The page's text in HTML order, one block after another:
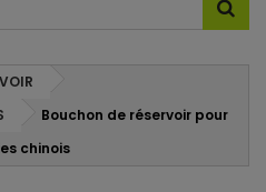
Bouchon de réservoir pour
chinois